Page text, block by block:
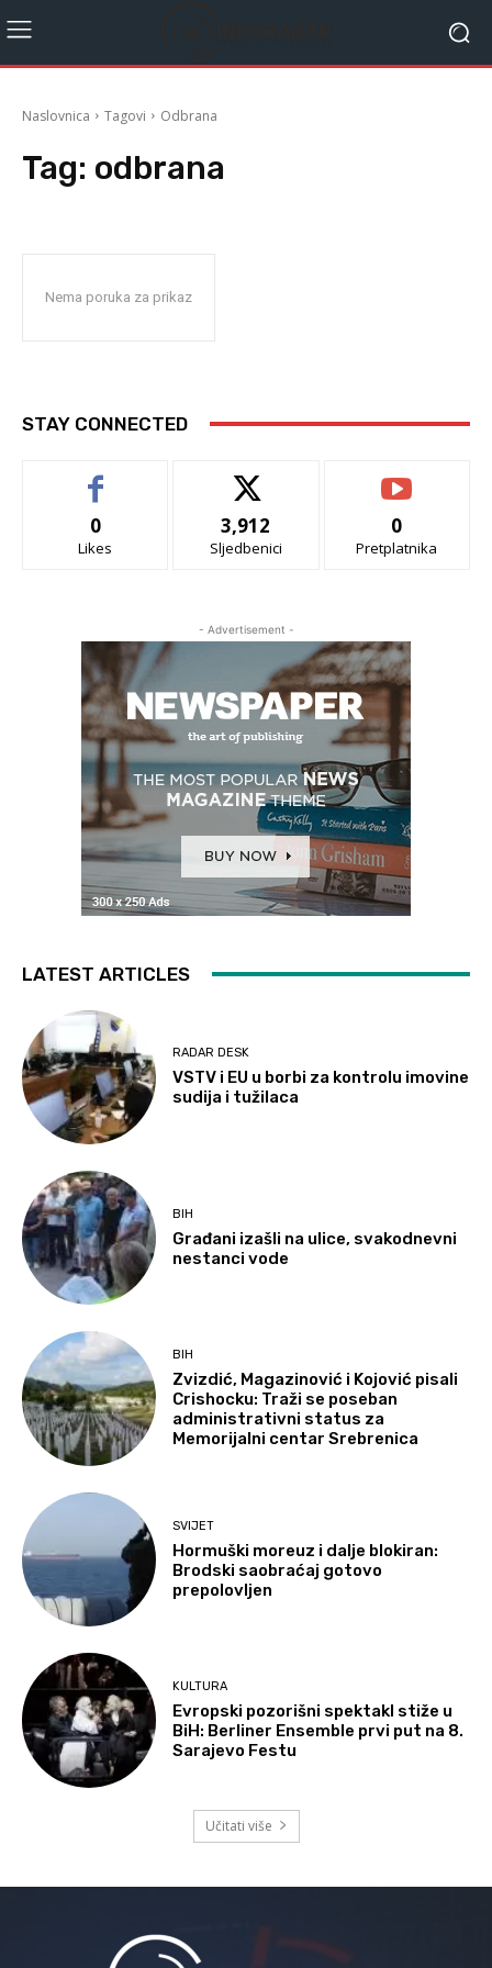
Naslovnica Tagovi Odbrana
Tag: odbrana
Nema poruka za prikaz
STAY CONNECTED
0
Likes
3,912
Sljedbenici
0
Pretplatnika
- Advertisement -
LATEST ARTICLES
RADAR DESK
VSTV i EU u borbi za kontrolu imovine
sudija i tužilaca
BIH
Građani izašli na ulice, svakodnevni
nestanci vode
BIH
Zvizdić, Magazinović i Kojović pisali
Crishocku: Traži se poseban
administrativni status za
Memorijalni centar Srebrenica
SVIJET
Hormuški moreuz i dalje blokiran:
Brodski saobraćaj gotovo
prepolovljen
KULTURA
Evropski pozorišni spektakl stiže u
BiH: Berliner Ensemble prvi put na 8.
Sarajevo Festu
Učitati više